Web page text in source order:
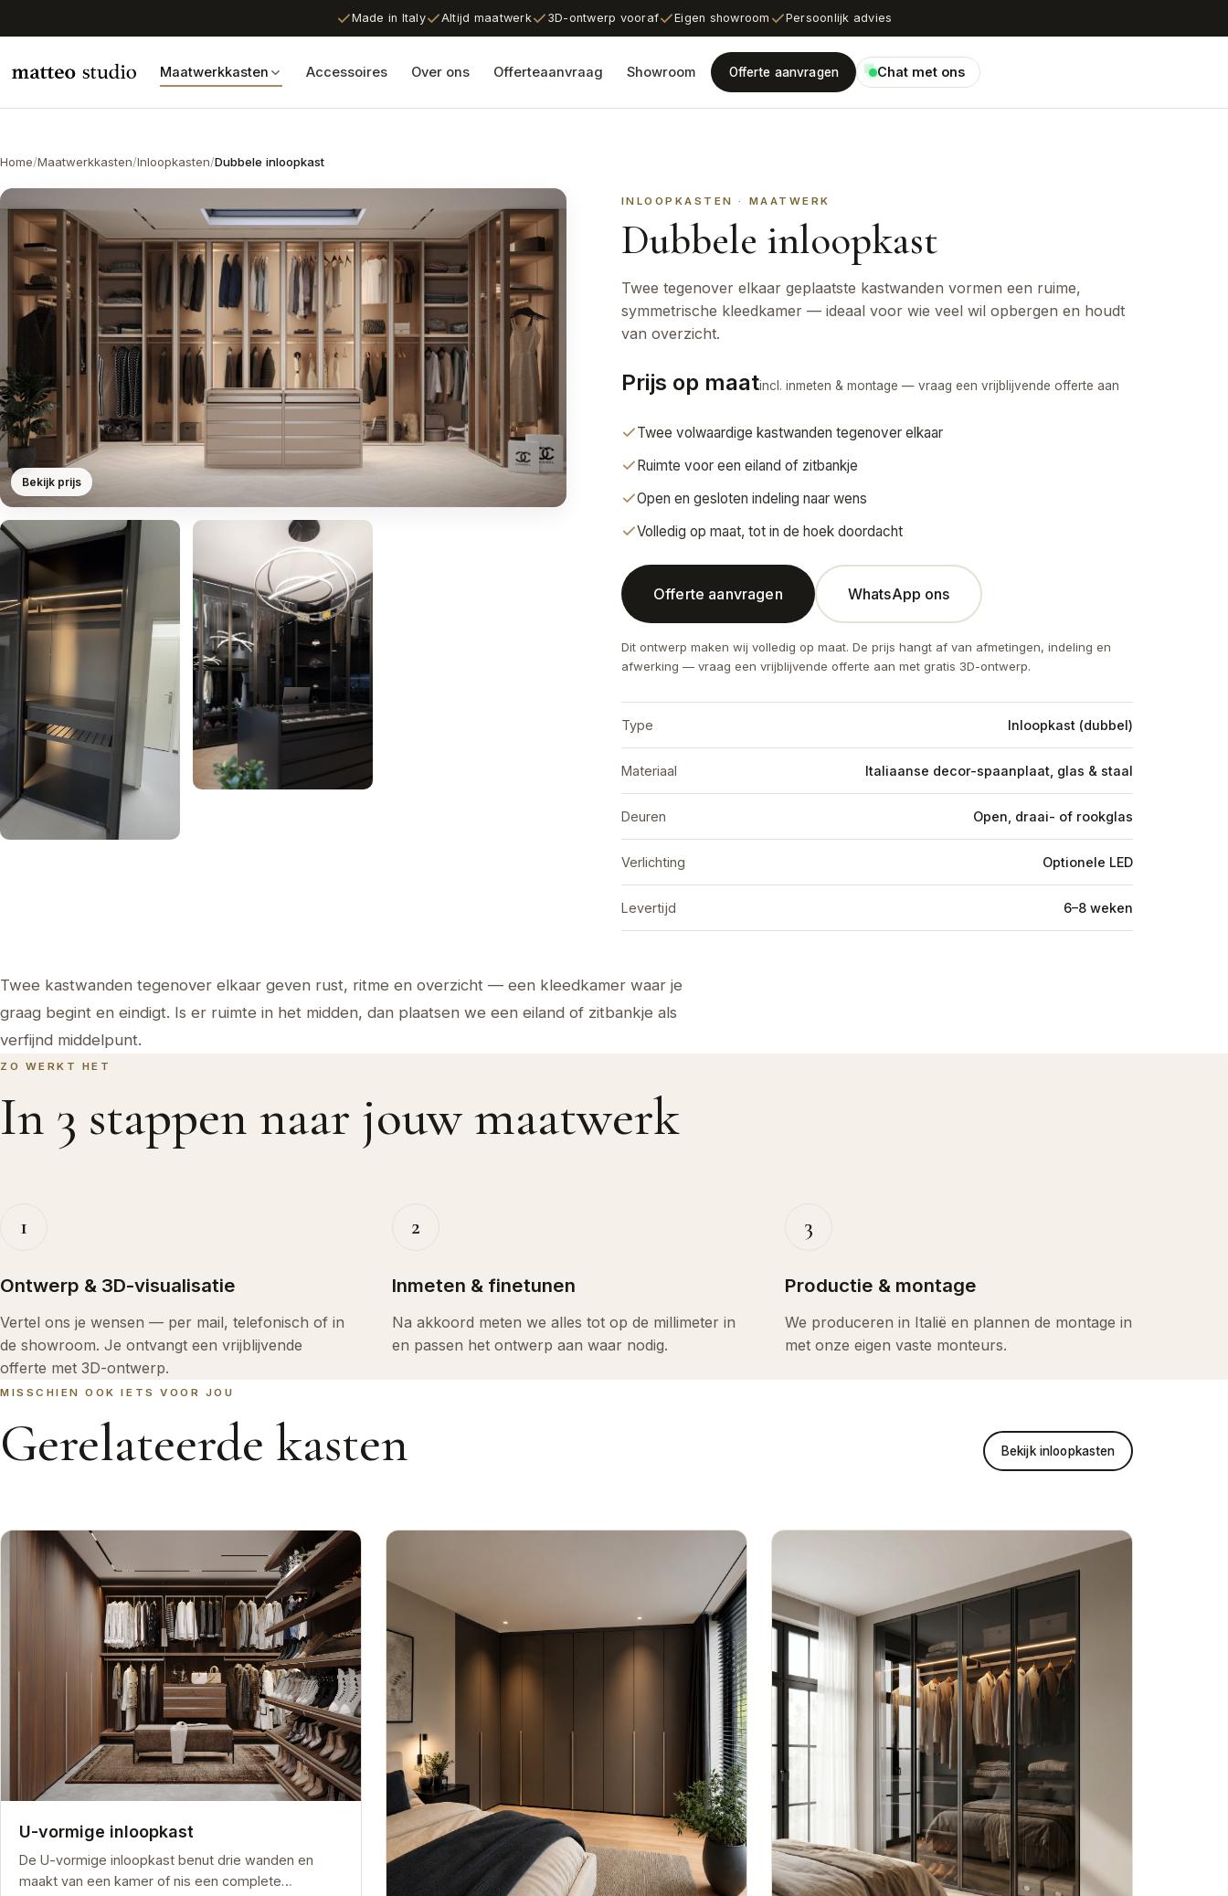
Made in Italy Altijd maatwerk 3D-ontwerp vooraf Eigen showroom Persoonlijk advies
Maatwerkkasten Accessoires Over ons Offerteaanvraag Showroom Offerte aanvragen Chat met ons
Home/Maatwerkkasten/Inloopkasten/Dubbele inloopkast
Bekijk prijs
INLOOPKASTEN · MAATWERK
Dubbele inloopkast
Twee tegenover elkaar geplaatste kastwanden vormen een ruime,
symmetrische kleedkamer — ideaal voor wie veel wil opbergen en houdt
van overzicht.
Prijs op maatincl. inmeten & montage — vraag een vrijblijvende offerte aan
Twee volwaardige kastwanden tegenover elkaar
Ruimte voor een eiland of zitbankje
Open en gesloten indeling naar wens
Volledig op maat, tot in de hoek doordacht
Offerte aanvragen WhatsApp ons
Dit ontwerp maken wij volledig op maat. De prijs hangt af van afmetingen, indeling en
afwerking — vraag een vrijblijvende offerte aan met gratis 3D-ontwerp.
Type Inloopkast (dubbel)
Materiaal Italiaanse decor-spaanplaat, glas & staal
Deuren Open, draai- of rookglas
Verlichting Optionele LED
Levertijd 6–8 weken
Twee kastwanden tegenover elkaar geven rust, ritme en overzicht — een kleedkamer waar je
graag begint en eindigt. Is er ruimte in het midden, dan plaatsen we een eiland of zitbankje als
verfijnd middelpunt.
ZO WERKT HET
In 3 stappen naar jouw maatwerk
1
Ontwerp & 3D-visualisatie
Vertel ons je wensen — per mail, telefonisch of in
de showroom. Je ontvangt een vrijblijvende
offerte met 3D-ontwerp.
2
Inmeten & finetunen
Na akkoord meten we alles tot op de millimeter in
en passen het ontwerp aan waar nodig.
3
Productie & montage
We produceren in Italië en plannen de montage in
met onze eigen vaste monteurs.
MISSCHIEN OOK IETS VOOR JOU
Gerelateerde kasten Bekijk inloopkasten
U-vormige inloopkast
De U-vormige inloopkast benut drie wanden en
maakt van een kamer of nis een complete…